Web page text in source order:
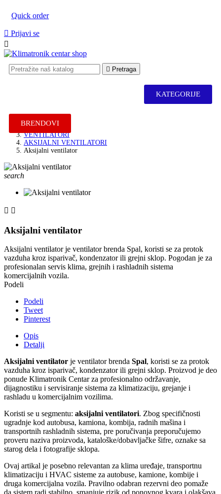
Quick order
 Prijavi se

 Pretraga
KATEGORIJE
BRENDOVI
Katalog
SHOP
VENTILATORI
AKSIJALNI VENTILATORI
Aksijalni ventilator
search
 
Aksijalni ventilator
Aksijalni ventilator je ventilator brenda Spal, koristi se za protok
vazduha kroz isparivač, kondenzator ili grejni sklop. Pogodan je za
profesionalan servis klima, grejnih i rashladnih sistema
komercijalnih vozila.
Podeli
Podeli
Tweet
Pinterest
Opis
Detalji
Aksijalni ventilator je ventilator brenda Spal, koristi se za protok
vazduha kroz isparivač, kondenzator ili grejni sklop. Proizvod je deo
ponude Klimatronik Centar za profesionalno održavanje,
dijagnostiku i servisiranje sistema za klimatizaciju, grejanje i
rashladu u komercijalnim vozilima.
Koristi se u segmentu: aksijalni ventilatori. Zbog specifičnosti
ugradnje kod autobusa, kamiona, kombija, radnih mašina i
transportnih rashladnih sistema, pre poručivanja preporučujemo
proveru naziva proizvoda, kataloške/dobavljačke šifre, oznake sa
starog dela i fotografije sklopa.
Ovaj artikal je posebno relevantan za klima uređaje, transportnu
klimatizaciju i HVAC sisteme za autobuse, kamione, kombije i
druga komercijalna vozila. Pravilno odabran rezervni deo pomaže